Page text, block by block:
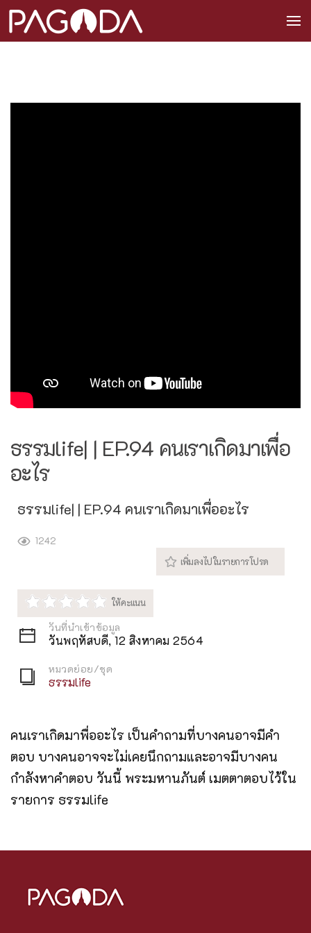
ธรรมlife| | EP.94 คนเราเกิดมาเพื่อ
อะไร
ธรรมlife| | EP.94 คนเราเกิดมาเพื่ออะไร
1242
วันที่นำเข้าข้อมูล
วันพฤหัสบดี, 12 สิงหาคม 2564
หมวดย่อย/ชุด
ธรรมlife
คนเราเกิดมาพื่ออะไร เป็นคำถามที่บางคนอาจมีคำ
ตอบ บางคนอาจจะไม่เคยนึกถามและอาจมีบางคน
กำลังหาคำตอบ วันนี้ พระมหานภันต์ เมตตาตอบไว้ใน
รายการ ธรรมlife